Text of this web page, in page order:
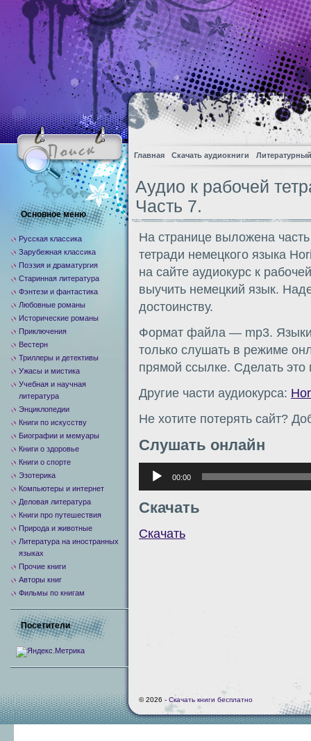
Главная Скачать аудиокниги
Аудио к рабочей
Часть 7.
На странице выложена
тетради немецкого языка
на сайте аудиокурс к
выучить немецкий язык.
достоинству.
Формат файла — mp3.
только слушать в режиме
прямой ссылке. Сделать
Другие части аудиокурса:
Не хотите потерять сайт?
Слушать онлайн
Аудиоплеер
00:00
Скачать
Скачать
Основное меню
Русская классика
Зарубежная классика
Поэзия и драматургия
Старинная литература
Фэнтези и фантастика
Любовные романы
Исторические романы
Приключения
Вестерн
Триллеры и детективы
Ужасы и мистика
Учебная и научная
литература
Энциклопедии
Книги по искусству
Биографии и мемуары
Книги о здоровье
Книги о спорте
Эзотерика
Компьютеры и интернет
Деловая литература
Книги про путешествия
Природа и животные
Литература на иностранных
языках
Прочие книги
Авторы книг
Фильмы по книгам
Посетители
© 2026 - Скачать книги бесплатно